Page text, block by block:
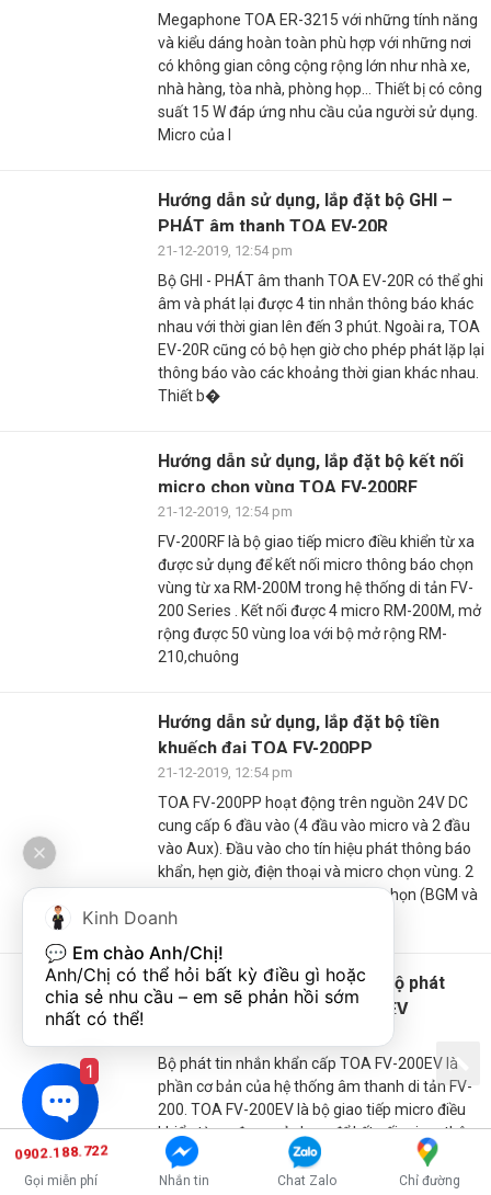
Megaphone TOA ER-3215 với những tính năng
và kiểu dáng hoàn toàn phù hợp với những nơi
có không gian công cộng rộng lớn như nhà xe,
nhà hàng, tòa nhà, phòng họp… Thiết bị có công
suất 15 W đáp ứng nhu cầu của người sử dụng.
Micro của l
Hướng dẫn sử dụng, lắp đặt bộ GHI –
PHÁT âm thanh TOA EV-20R
21-12-2019, 12:54 pm
Bộ GHI - PHÁT âm thanh TOA EV-20R có thể ghi
âm và phát lại được 4 tin nhắn thông báo khác
nhau với thời gian lên đến 3 phút. Ngoài ra, TOA
EV-20R cũng có bộ hẹn giờ cho phép phát lặp lại
thông báo vào các khoảng thời gian khác nhau.
Thiết b�
Hướng dẫn sử dụng, lắp đặt bộ kết nối
micro chọn vùng TOA FV-200RF
21-12-2019, 12:54 pm
FV-200RF là bộ giao tiếp micro điều khiển từ xa
được sử dụng để kết nối micro thông báo chọn
vùng từ xa RM-200M trong hệ thống di tản FV-
200 Series . Kết nối được 4 micro RM-200M, mở
rộng được 50 vùng loa với bộ mở rộng RM-
210,chuông
Hướng dẫn sử dụng, lắp đặt bộ tiền
khuếch đại TOA FV-200PP
21-12-2019, 12:54 pm
TOA FV-200PP hoạt động trên nguồn 24V DC
cung cấp 6 đầu vào (4 đầu vào micro và 2 đầu
vào Aux). Đầu vào cho tín hiệu phát thông báo
khẩn, hẹn giờ, điện thoại và micro chọn vùng. 2
kênh đầu ra âm thanh có thể lựa chọn (BGM và
ngõ ưu tiên
Hướng dẫn sử dụng, lắp đặt bộ phát
thông báo khẩn TOA FV-200EV
Bộ phát tin nhắn khẩn cấp TOA FV-200EV là
phần cơ bản của hệ thống âm thanh di tản FV-
200. TOA FV-200EV là bộ giao tiếp micro điều
khiển từ xa được sử dụng để kết nối micro thông
báo chọn vùng từ xa RM-200M trong hệ thống di
tản FV-200
0902.188.722
Gọi miễn phí Nhắn tin Chat Zalo Chỉ đường
Kinh Doanh
💬 Em chào Anh/Chị!
Anh/Chị có thể hỏi bất kỳ điều gì hoặc
chia sẻ nhu cầu – em sẽ phản hồi sớm
nhất có thể!
1